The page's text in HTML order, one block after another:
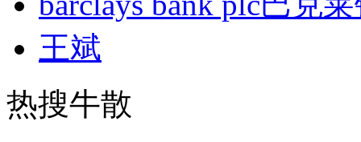
王斌
热搜牛散